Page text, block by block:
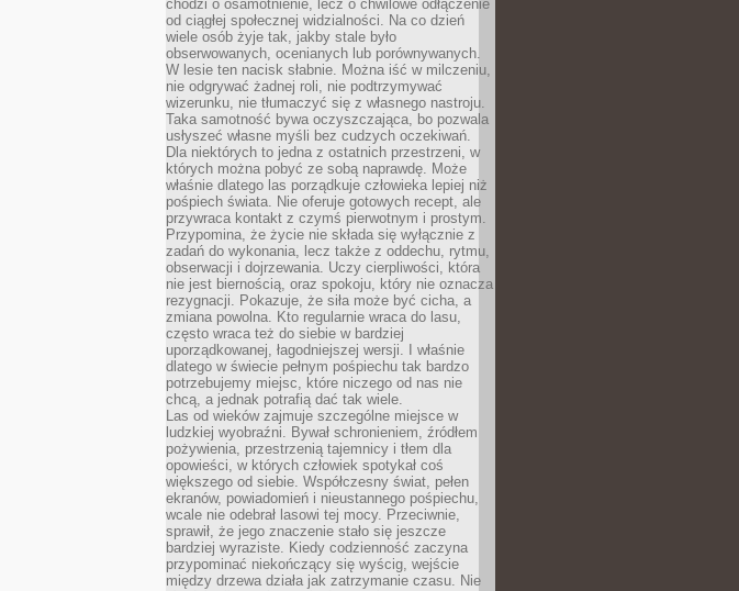
chodzi o osamotnienie, lecz o chwilowe odłączenie
od ciągłej społecznej widzialności. Na co dzień
wiele osób żyje tak, jakby stale było
obserwowanych, ocenianych lub porównywanych.
W lesie ten nacisk słabnie. Można iść w milczeniu,
nie odgrywać żadnej roli, nie podtrzymywać
wizerunku, nie tłumaczyć się z własnego nastroju.
Taka samotność bywa oczyszczająca, bo pozwala
usłyszeć własne myśli bez cudzych oczekiwań.
Dla niektórych to jedna z ostatnich przestrzeni, w
których można pobyć ze sobą naprawdę. Może
właśnie dlatego las porządkuje człowieka lepiej niż
pośpiech świata. Nie oferuje gotowych recept, ale
przywraca kontakt z czymś pierwotnym i prostym.
Przypomina, że życie nie składa się wyłącznie z
zadań do wykonania, lecz także z oddechu, rytmu,
obserwacji i dojrzewania. Uczy cierpliwości, która
nie jest biernością, oraz spokoju, który nie oznacza
rezygnacji. Pokazuje, że siła może być cicha, a
zmiana powolna. Kto regularnie wraca do lasu,
często wraca też do siebie w bardziej
uporządkowanej, łagodniejszej wersji. I właśnie
dlatego w świecie pełnym pośpiechu tak bardzo
potrzebujemy miejsc, które niczego od nas nie
chcą, a jednak potrafią dać tak wiele.
Las od wieków zajmuje szczególne miejsce w
ludzkiej wyobraźni. Bywał schronieniem, źródłem
pożywienia, przestrzenią tajemnicy i tłem dla
opowieści, w których człowiek spotykał coś
większego od siebie. Współczesny świat, pełen
ekranów, powiadomień i nieustannego pośpiechu,
wcale nie odebrał lasowi tej mocy. Przeciwnie,
sprawił, że jego znaczenie stało się jeszcze
bardziej wyraziste. Kiedy codzienność zaczyna
przypominać niekończący się wyścig, wejście
między drzewa działa jak zatrzymanie czasu. Nie